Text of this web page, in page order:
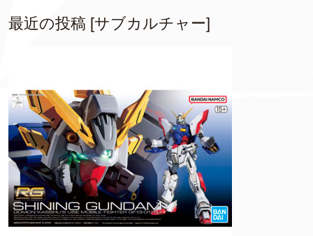
最近の投稿 [サブカルチャー]